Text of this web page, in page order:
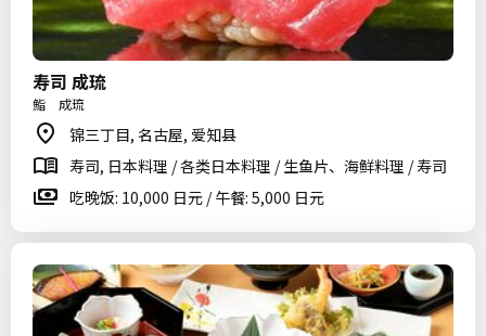
寿司 成琉
鮨 成琉
锦三丁目, 名古屋, 爱知县
寿司, 日本料理 / 各类日本料理 / 生鱼片、海鲜料理 / 寿司
吃晚饭: 10,000 日元 / 午餐: 5,000 日元